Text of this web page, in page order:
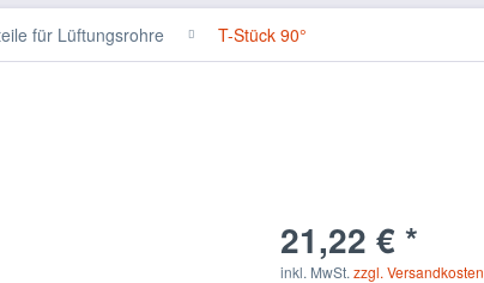
für Lüftungsrohre T-Stück 90°
21,22 € *
inkl. MwSt.zzgl. Versandkosten